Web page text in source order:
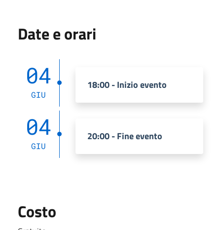
Date e orari
04
GIU
18:00 - Inizio evento
04
GIU
20:00 - Fine evento
Costo